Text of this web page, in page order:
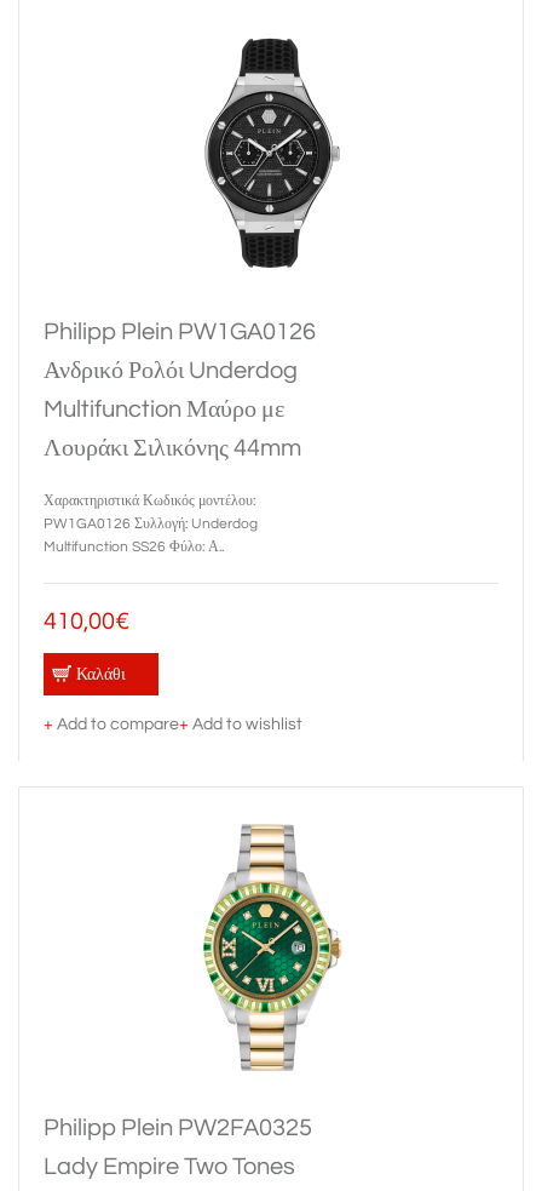
Philipp Plein PW1GA0126
Ανδρικό Ρολόι Underdog
Multifunction Μαύρο με
Λουράκι Σιλικόνης 44mm
Χαρακτηριστικά Κωδικός μοντέλου:
PW1GA0126 Συλλογή: Underdog
Multifunction SS26 Φύλο: Α..
410,00€
Καλάθι
+ Add to compare+ Add to wishlist
Philipp Plein PW2FA0325
Lady Empire Two Tones